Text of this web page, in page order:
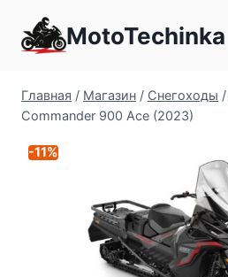
содержимому
MotoTechinka
Главная / Магазин / Снегоходы /
Commander 900 Ace (2023)
-11%